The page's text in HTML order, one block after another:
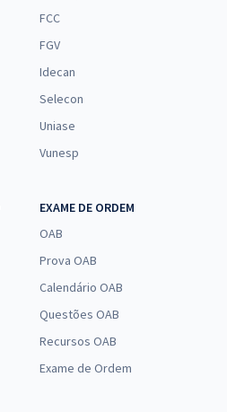
FCC
FGV
Idecan
Selecon
Uniase
Vunesp
EXAME DE ORDEM
OAB
Prova OAB
Calendário OAB
Questões OAB
Recursos OAB
Exame de Ordem